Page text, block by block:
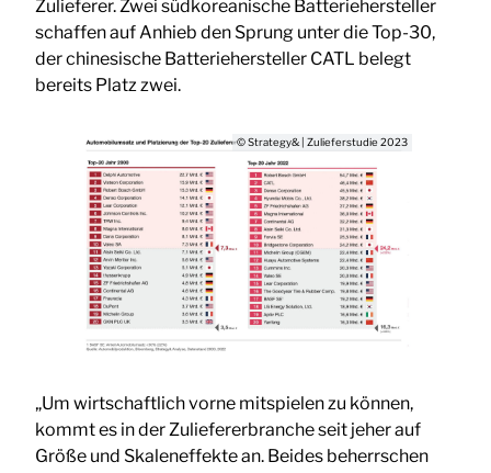
Zulieferer. Zwei südkoreanische Batteriehersteller
schaffen auf Anhieb den Sprung unter die Top-30,
der chinesische Batteriehersteller CATL belegt
bereits Platz zwei.
© Strategy& | Zulieferstudie 2023
„Um wirtschaftlich vorne mitspielen zu können,
kommt es in der Zuliefererbranche seit jeher auf
Größe und Skaleneffekte an. Beides beherrschen